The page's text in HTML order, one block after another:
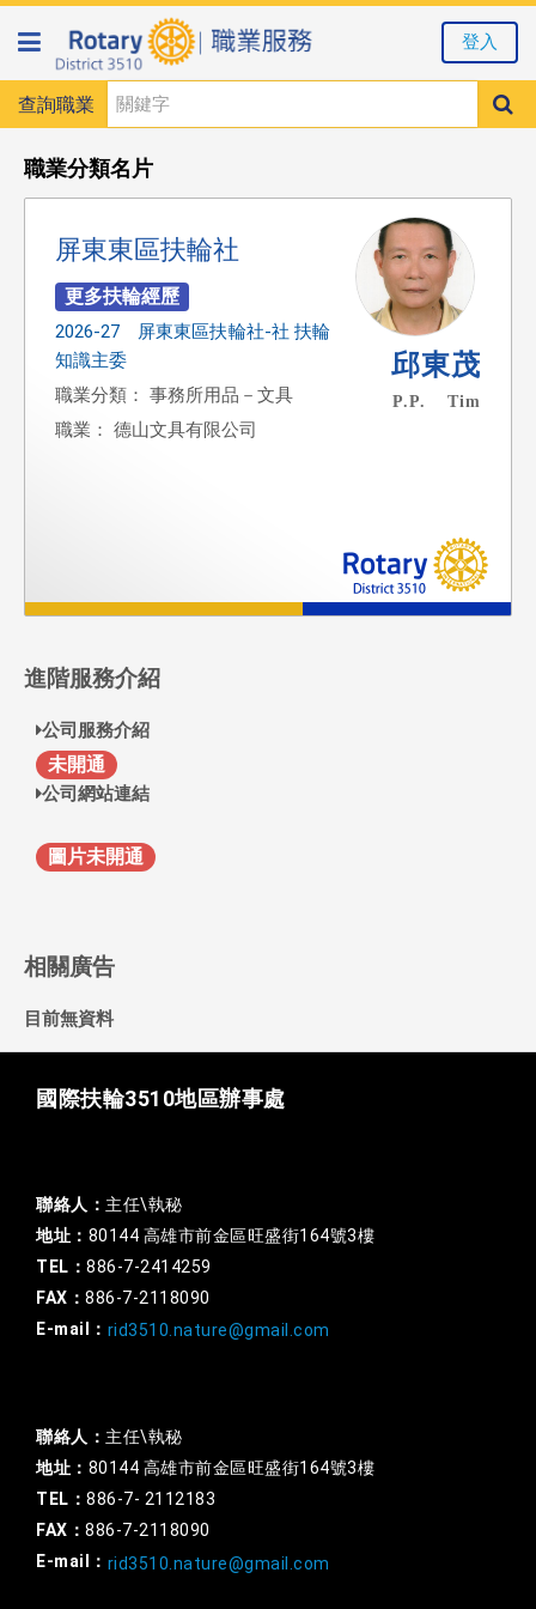
查詢職業
登入
職業分類名片
屏東東區扶輪社
2026-27 屏東東區扶輪社-社 扶輪
知識主委
職業分類： 事務所用品－文具
職業： 德山文具有限公司
邱東茂
P.P. Tim
進階服務介紹
公司服務介紹
未開通
公司網站連結
圖片未開通
相關廣告
目前無資料
國際扶輪3510地區辦事處
聯絡人： 主任\執秘
地址： 80144 高雄市前金區旺盛街164號3樓
TEL： 886-7-2414259
FAX： 886-7-2118090
E-mail： rid3510.nature@gmail.com
聯絡人： 主任\執秘
地址： 80144 高雄市前金區旺盛街164號3樓
TEL： 886-7- 2112183
FAX： 886-7-2118090
E-mail： rid3510.nature@gmail.com